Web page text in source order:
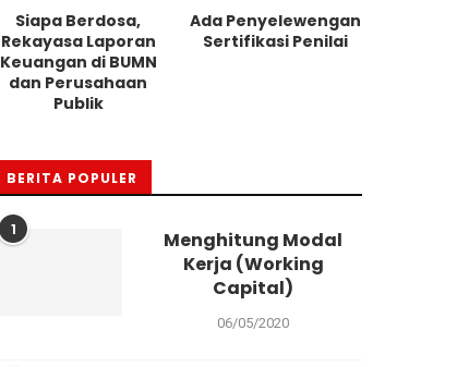
Siapa Berdosa,
Rekayasa Laporan
Keuangan di BUMN
dan Perusahaan
Publik
Ada Penyelewengan
Sertifikasi Penilai
BERITA POPULER
1
Menghitung Modal
Kerja (Working
Capital)
06/05/2020